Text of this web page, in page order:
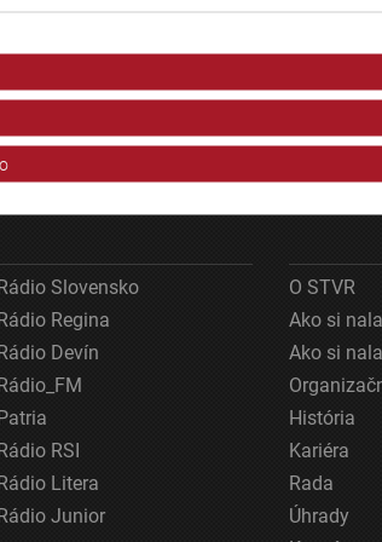
z rôznych zdrojov
Slovensko
Regina
Devín
RSI
Litera
Junior
O STVR
Ako si
Ako si
História
Kariéra
Rada
Úhrady